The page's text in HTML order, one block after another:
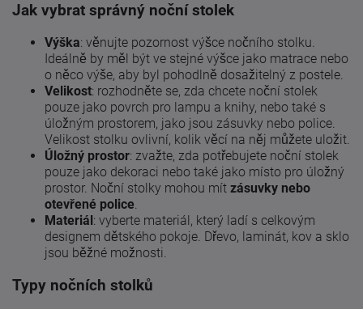
Jak vybrat správný noční stolek
Výška: věnujte pozornost výšce nočního stolku.
Ideálně by měl být ve stejné výšce jako matrace nebo
o něco výše, aby byl pohodlně dosažitelný z postele.
Velikost: rozhodněte se, zda chcete noční stolek
pouze jako povrch pro lampu a knihy, nebo také s
úložným prostorem, jako jsou zásuvky nebo police.
Velikost stolku ovlivní, kolik věcí na něj můžete uložit.
Úložný prostor: zvažte, zda potřebujete noční stolek
pouze jako dekoraci nebo také jako místo pro úložný
prostor. Noční stolky mohou mít zásuvky nebo
otevřené police.
Materiál : vyberte materiál, který ladí s celkovým
designem dětského pokoje. Dřevo, laminát, kov a sklo
jsou běžné možnosti.
Typy nočních stolků